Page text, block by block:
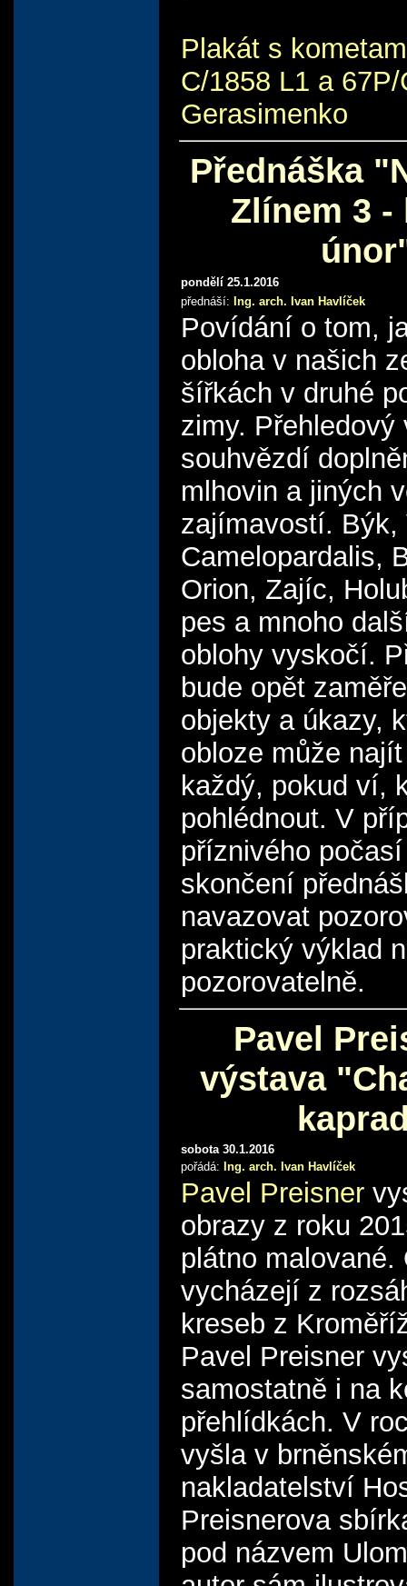
Plakát s
C/1858 L1 a
Gerasimenko
Přednáška
Zlínem 3 -
pondělí 25.1.2016
přednáší: Ing. arch. Ivan Havlíček
Povídání o tom,
obloha v našich
šířkách v druhé
zimy. Přehledový
souhvězdí
mlhovin a jiných
zajímavostí. Býk,
Camelopardalis,
Orion, Zajíc,
pes a mnoho
oblohy vyskočí.
bude opět
objekty a úkazy,
obloze může
každý, pokud ví,
pohlédnout. V
příznivého
skončení
navazovat
praktický výklad
pozorovatelně.
Pavel
výstava
sobota 30.1.2016
pořádá: Ing. arch. Ivan Havlíček
Pavel Preisner
obrazy z roku
plátno malované.
vycházejí z
kreseb z
Pavel Preisner
samostatně i na
přehlídkách. V
vyšla v
nakladatelství
Preisnerova
pod názvem